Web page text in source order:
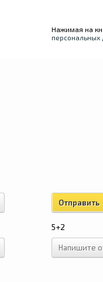
Нажимая на
персональных
5+2